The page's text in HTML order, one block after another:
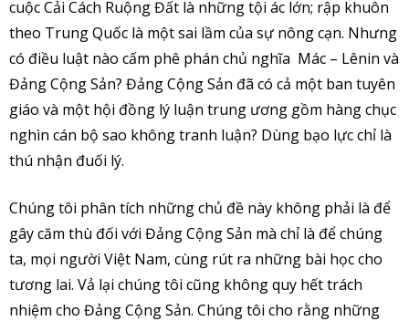
cuộc Cải Cách Ruộng Đất là những tội ác lớn; rập khuôn
theo Trung Quốc là một sai lầm của sự nông cạn. Nhưng
có điều luật nào cấm phê phán chủ nghĩa Mác – Lênin và
Đảng Cộng Sản? Đảng Cộng Sản đã có cả một ban tuyên
giáo và một hội đồng lý luận trung ương gồm hàng chục
nghìn cán bộ sao không tranh luận? Dùng bạo lực chỉ là
thú nhận đuối lý.
Chúng tôi phân tích những chủ đề này không phải là để
gây căm thù đối với Đảng Cộng Sản mà chỉ là để chúng
ta, mọi người Việt Nam, cùng rút ra những bài học cho
tương lai. Vả lại chúng tôi cũng không quy hết trách
nhiệm cho Đảng Cộng Sản. Chúng tôi cho rằng những